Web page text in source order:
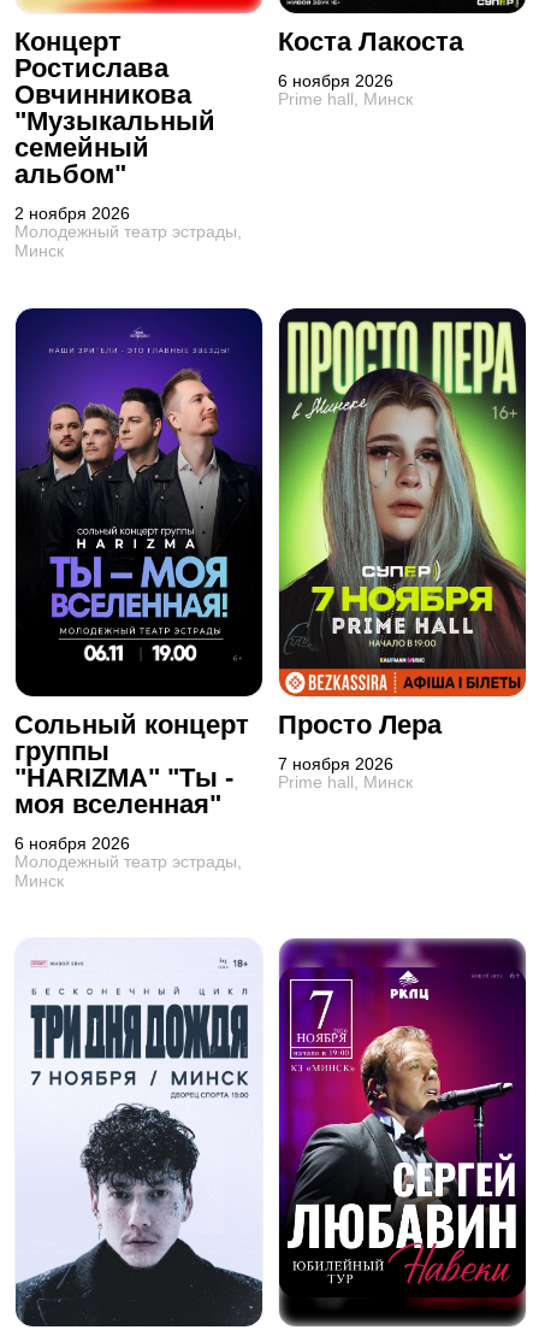
Концерт
Ростислава
Овчинникова
"Музыкальный
семейный
альбом"
2 ноября 2026
Молодежный театр эстрады,
Минск
Коста Лакоста
6 ноября 2026
Prime hall, Минск
Сольный концерт
группы
"HARIZMA" "Ты -
моя вселенная"
6 ноября 2026
Молодежный театр эстрады,
Минск
Просто Лера
7 ноября 2026
Prime hall, Минск